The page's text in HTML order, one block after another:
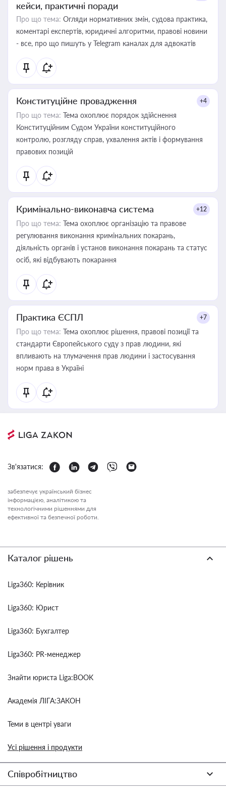
кейси, практичні поради
Про що тема: Огляди нормативних змін, судова практика,
коментарі експертів, юридичні алгоритми, правові новини
- все, про що пишуть у Telegram каналах для адвокатів
Конституційне провадження +4
Про що тема: Тема охоплює порядок здійснення
Конституційним Судом України конституційного
контролю, розгляду справ, ухвалення актів і формування
правових позицій
Кримінально-виконавча система +12
Про що тема: Тема охоплює організацію та правове
регулювання виконання кримінальних покарань,
діяльність органів і установ виконання покарань та статус
осіб, які відбувають покарання
Практика ЄСПЛ +7
Про що тема: Тема охоплює рішення, правові позиції та
стандарти Європейського суду з прав людини, які
впливають на тлумачення прав людини і застосування
норм права в Україні
Зв'язатися:
забезпечує український бізнес
інформацією, аналітикою та
технологічними рішеннями для
ефективної та безпечної роботи.
Каталог рішень
Liga360: Керівник
Liga360: Юрист
Liga360: Бухгалтер
Liga360: PR-менеджер
Знайти юриста Liga:BOOK
Академія ЛІГА:ЗАКОН
Теми в центрі уваги
Усі рішення і продукти
Співробітництво